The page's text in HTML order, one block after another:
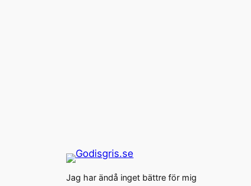
Jag har ändå inget bättre för mig